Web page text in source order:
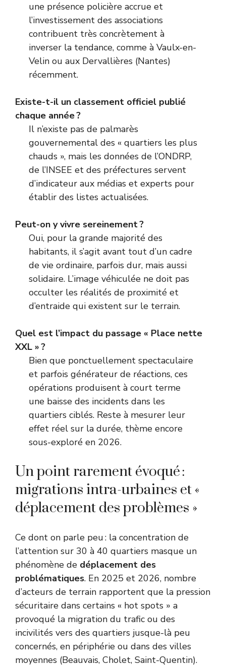
une présence policière accrue et
l’investissement des associations
contribuent très concrètement à
inverser la tendance, comme à Vaulx-en-
Velin ou aux Dervallières (Nantes)
récemment.
Existe-t-il un classement officiel publié
chaque année ?
Il n’existe pas de palmarès
gouvernemental des « quartiers les plus
chauds », mais les données de l’ONDRP,
de l’INSEE et des préfectures servent
d’indicateur aux médias et experts pour
établir des listes actualisées.
Peut-on y vivre sereinement ?
Oui, pour la grande majorité des
habitants, il s’agit avant tout d’un cadre
de vie ordinaire, parfois dur, mais aussi
solidaire. L’image véhiculée ne doit pas
occulter les réalités de proximité et
d’entraide qui existent sur le terrain.
Quel est l’impact du passage « Place nette
XXL » ?
Bien que ponctuellement spectaculaire
et parfois générateur de réactions, ces
opérations produisent à court terme
une baisse des incidents dans les
quartiers ciblés. Reste à mesurer leur
effet réel sur la durée, thème encore
sous-exploré en 2026.
Un point rarement évoqué :
migrations intra-urbaines et «
déplacement des problèmes »
Ce dont on parle peu : la concentration de
l’attention sur 30 à 40 quartiers masque un
phénomène de déplacement des
problématiques. En 2025 et 2026, nombre
d’acteurs de terrain rapportent que la pression
sécuritaire dans certains « hot spots » a
provoqué la migration du trafic ou des
incivilités vers des quartiers jusque-là peu
concernés, en périphérie ou dans des villes
moyennes (Beauvais, Cholet, Saint-Quentin).